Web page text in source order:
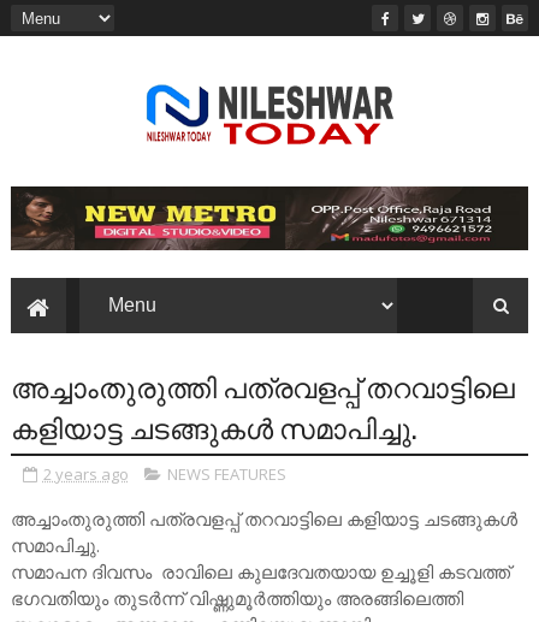
അച്ചാംതുരുത്തി പത്രവളപ്പ് തറവാട്ടിലെ
കളിയാട്ട ചടങ്ങുകൾ സമാപിച്ചു.
2 years ago NEWS FEATURES
അച്ചാംതുരുത്തി പത്രവളപ്പ് തറവാട്ടിലെ കളിയാട്ട ചടങ്ങുകൾ
സമാപിച്ചു.
സമാപന ദിവസം രാവിലെ കുലദേവതയായ ഉച്ചൂളി കടവത്ത്
ഭഗവതിയും തുടർന്ന് വിഷ്ണുമൂർത്തിയും അരങ്ങിലെത്തി